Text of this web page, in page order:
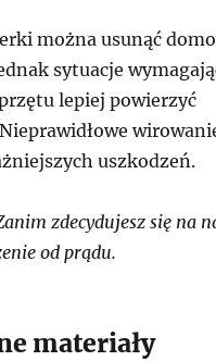
można usunąć
sytuacje
lepiej powierzyć
uszkodzeń.
zdecydujesz się na
od prądu.
materiały